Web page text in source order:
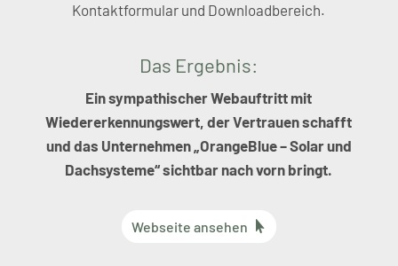
Kontaktformular und Downloadbereich.
Das Ergebnis:
Ein sympathischer Webauftritt mit
Wiedererkennungswert, der Vertrauen schafft
und das Unternehmen „OrangeBlue – Solar und
Dachsysteme“ sichtbar nach vorn bringt.
Webseite ansehen